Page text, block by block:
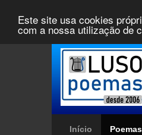
Este site usa cookies
com a nossa utilização de
Início Poemas